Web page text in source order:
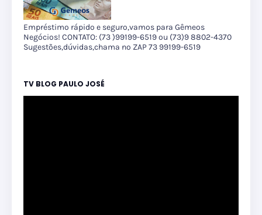
Empréstimo rápido e seguro,vamos para Gêmeos
Negócios! CONTATO: (73 )99199-6519 ou (73)9 8802-4370
Sugestões,dúvidas,chama no ZAP 73 99199-6519
TV BLOG PAULO JOSÉ